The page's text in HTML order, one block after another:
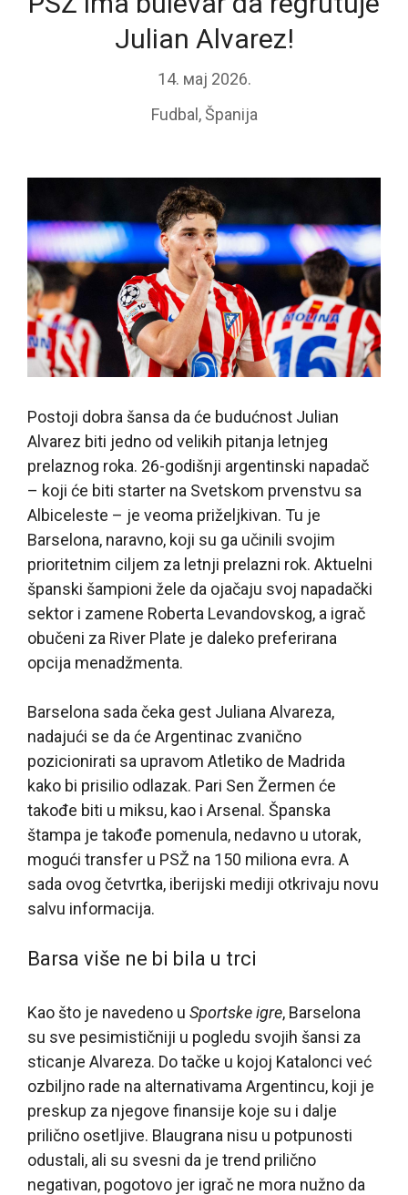
Julian Alvarez!
14. мај 2026.
Fudbal ,Španija
Postoji dobra šansa da će budućnost Julian
Alvarez biti jedno od velikih pitanja letnjeg
prelaznog roka. 26-godišnji argentinski napadač
– koji će biti starter na Svetskom prvenstvu sa
Albiceleste – je veoma priželjkivan. Tu je
Barselona, naravno, koji su ga učinili svojim
prioritetnim ciljem za letnji prelazni rok. Aktuelni
španski šampioni žele da ojačaju svoj napadački
sektor i zamene Roberta Levandovskog, a igrač
obučeni za River Plate je daleko preferirana
opcija menadžmenta.
Barselona sada čeka gest Juliana Alvareza,
nadajući se da će Argentinac zvanično
pozicionirati sa upravom Atletiko de Madrida
kako bi prisilio odlazak. Pari Sen Žermen će
takođe biti u miksu, kao i Arsenal. Španska
štampa je takođe pomenula, nedavno u utorak,
mogući transfer u PSŽ na 150 miliona evra. A
sada ovog četvrtka, iberijski mediji otkrivaju novu
salvu informacija.
Barsa više ne bi bila u trci
Kao što je navedeno u Sportske igre, Barselona
su sve pesimističniji u pogledu svojih šansi za
sticanje Alvareza. Do tačke u kojoj Katalonci već
ozbiljno rade na alternativama Argentincu, koji je
preskup za njegove finansije koje su i dalje
prilično osetljive. Blaugrana nisu u potpunosti
odustali, ali su svesni da je trend prilično
negativan, pogotovo jer igrač ne mora nužno da